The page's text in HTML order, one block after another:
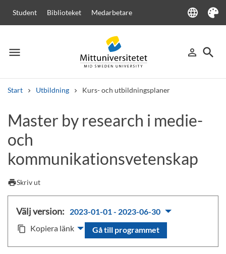
Student Biblioteket Medarbetare language
Language
Tema
menu
Meny person_outline
Logga in
search
Sök
Start Utbildning Kurs- och utbildningsplaner
Andra söktjänster
Kurser och program
Master by research i medie-
och
kommunikationsvetenskap
printSkriv ut
Välj version: 2023-01-01 - 2023-06-30
content_copy Kopiera länk Gå till programmet